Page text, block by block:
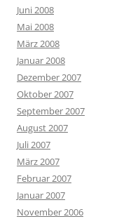
Juni 2008
Mai 2008
März 2008
Januar 2008
Dezember 2007
Oktober 2007
September 2007
August 2007
Juli 2007
März 2007
Februar 2007
Januar 2007
November 2006